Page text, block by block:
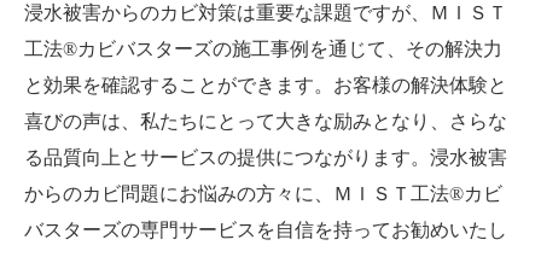
浸水被害からのカビ対策は重要な課題ですが、ＭＩＳＴ
工法®カビバスターズの施工事例を通じて、その解決力
と効果を確認することができます。お客様の解決体験と
喜びの声は、私たちにとって大きな励みとなり、さらな
る品質向上とサービスの提供につながります。浸水被害
からのカビ問題にお悩みの方々に、ＭＩＳＴ工法®カビ
バスターズの専門サービスを自信を持ってお勧めいたし